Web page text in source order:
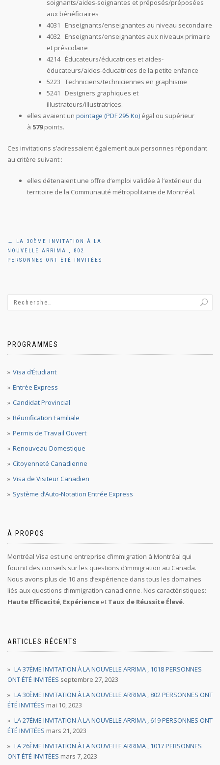
soignants/aides-soignantes et préposés/préposées
aux bénéficiaires
4031 Enseignants/enseignantes au niveau secondaire
4032 Enseignants/enseignantes aux niveaux primaire
et préscolaire
4214 Éducateurs/éducatrices et aides-
éducateurs/aides-éducatrices de la petite enfance
5223 Techniciens/techniciennes en graphisme
5241 Designers graphiques et
illustrateurs/illustratrices.
elles avaient un pointage (PDF 295 Ko) égal ou supérieur
à 579points.
Ces invitations s’adressaient également aux personnes répondant
au critère suivant :
elles détenaient une offre d’emploi validée à l’extérieur du
territoire de la Communauté métropolitaine de Montréal.
Navigation
de
←
LA 30ÈME INVITATION À LA
NOUVELLE ARRIMA , 802
PERSONNES ONT ÉTÉ INVITÉES
PROGRAMMES
Visa d’Étudiant
Entrée Express
Candidat Provincial
Réunification Familiale
Permis de Travail Ouvert
Renouveau Domestique
Citoyenneté Canadienne
Visa de Visiteur Canadien
Système d’Auto-Notation Entrée Express
À PROPOS
Montréal Visa est une entreprise d’immigration à Montréal qui
fournit des conseils sur les questions d’immigration au Canada.
Nous avons plus de 10 ans d’expérience dans tous les domaines
liés aux questions d’immigration canadienne. Nos caractéristiques:
Haute Efficacité, Expérience et Taux de Réussite Élevé.
ARTICLES RÉCENTS
LA 37ÈME INVITATION À LA NOUVELLE ARRIMA , 1018 PERSONNES
ONT ÉTÉ INVITÉES septembre 27, 2023
LA 30ÈME INVITATION À LA NOUVELLE ARRIMA , 802 PERSONNES ONT
ÉTÉ INVITÉES mai 10, 2023
LA 27ÈME INVITATION À LA NOUVELLE ARRIMA , 619 PERSONNES ONT
ÉTÉ INVITÉES mars 21, 2023
LA 26ÈME INVITATION À LA NOUVELLE ARRIMA , 1017 PERSONNES
ONT ÉTÉ INVITÉES mars 7, 2023